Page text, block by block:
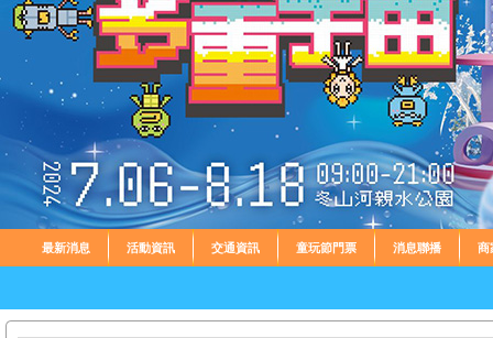
最新消息 活動資訊 交通資訊 童玩節門票 消息聯播 商